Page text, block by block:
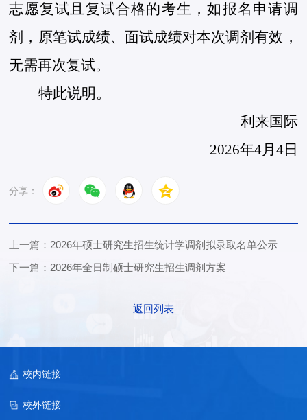
志愿复试且复试合格的考生，如报名申请调
剂，原笔试成绩、面试成绩对本次调剂有效，
无需再次复试。
特此说明。
利来国际
2026年4月4日
分享：
上一篇：2026年硕士研究生招生统计学调剂拟录取名单公示
下一篇：2026年全日制硕士研究生招生调剂方案
返回列表
校内链接
校外链接